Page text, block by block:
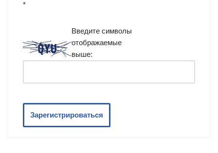
*
Введите символы
отображаемые
выше:
Зарегистрироваться